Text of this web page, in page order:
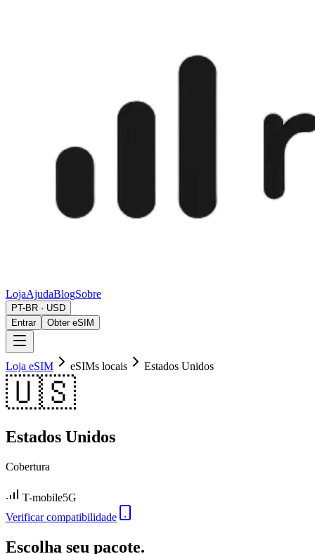
LojaAjudaBlogSobre
PT-BR · USD
Entrar
Obter eSIM
Loja eSIM eSIMs locais Estados Unidos
🇺🇸
Estados Unidos
Cobertura
T-mobile5G
Verificar compatibilidade
Escolha seu pacote.